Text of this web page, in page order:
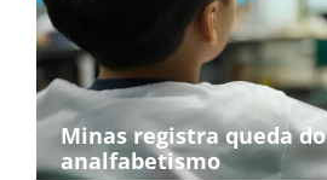
Minas registra queda do
analfabetismo